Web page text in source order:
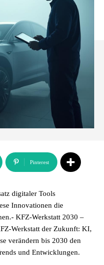
Pinterest
digitaler Tools
Innovationen die
KFZ-Werkstatt 2030 –
Werkstatt der Zukunft: KI,
verändern bis 2030 den
und Entwicklungen.